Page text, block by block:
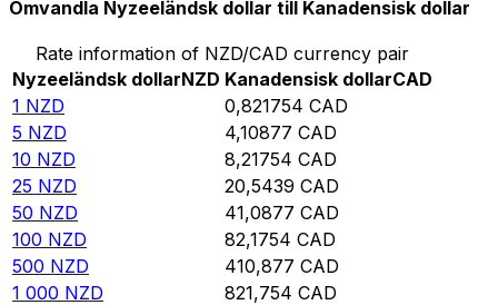
Omvandla Nyzeeländsk dollar till Kanadensisk dollar
Rate information of NZD/CAD currency pair
Nyzeeländsk dollarNZD Kanadensisk dollarCAD
1 NZD 0,821754 CAD
5 NZD 4,10877 CAD
10 NZD 8,21754 CAD
25 NZD 20,5439 CAD
50 NZD 41,0877 CAD
100 NZD 82,1754 CAD
500 NZD 410,877 CAD
1 000 NZD 821,754 CAD